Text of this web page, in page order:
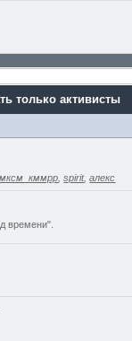
только активисты
мксм_кммрр ,spirit,алекс
времени".